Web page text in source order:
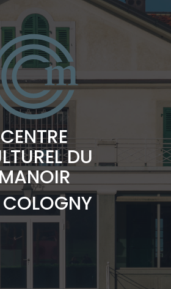
CENTRE
DU
COLOGNY